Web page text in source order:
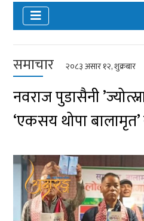
समाचार २०८३ असार १२, शुक्रबार
नवराज पुडासैनी
‘एकसय थोपा